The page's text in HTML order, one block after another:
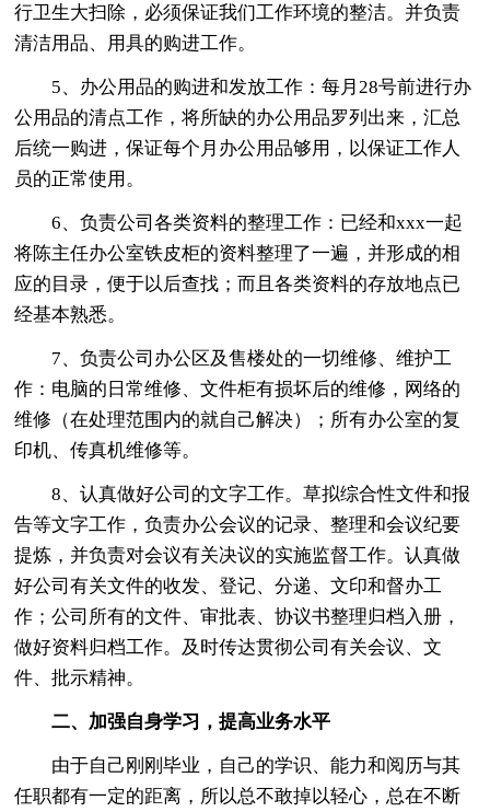
行卫生大扫除，必须保证我们工作环境的整洁。并负责
清洁用品、用具的购进工作。
5、办公用品的购进和发放工作：每月28号前进行办
公用品的清点工作，将所缺的办公用品罗列出来，汇总
后统一购进，保证每个月办公用品够用，以保证工作人
员的正常使用。
6、负责公司各类资料的整理工作：已经和xxx一起
将陈主任办公室铁皮柜的资料整理了一遍，并形成的相
应的目录，便于以后查找；而且各类资料的存放地点已
经基本熟悉。
7、负责公司办公区及售楼处的一切维修、维护工
作：电脑的日常维修、文件柜有损坏后的维修，网络的
维修（在处理范围内的就自己解决）；所有办公室的复
印机、传真机维修等。
8、认真做好公司的文字工作。草拟综合性文件和报
告等文字工作，负责办公会议的记录、整理和会议纪要
提炼，并负责对会议有关决议的实施监督工作。认真做
好公司有关文件的收发、登记、分递、文印和督办工
作；公司所有的文件、审批表、协议书整理归档入册，
做好资料归档工作。及时传达贯彻公司有关会议、文
件、批示精神。
二、加强自身学习，提高业务水平
由于自己刚刚毕业，自己的学识、能力和阅历与其
任职都有一定的距离，所以总不敢掉以轻心，总在不断